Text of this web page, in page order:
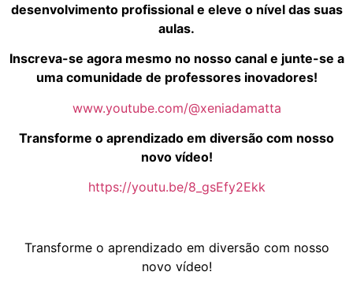
desenvolvimento profissional e eleve o nível das suas
aulas.
Inscreva-se agora mesmo no nosso canal e junte-se a
uma comunidade de professores inovadores!
www.youtube.com/@xeniadamatta
Transforme o aprendizado em diversão com nosso
novo vídeo!
https://youtu.be/8_gsEfy2Ekk
Transforme o aprendizado em diversão com nosso
novo vídeo!